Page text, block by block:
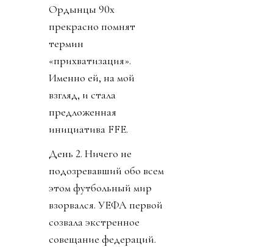
Ордынцы 90х
прекрасно помнят
термин
«прихватизация».
Именно ей, на мой
взгляд, и стала
предложенная
инициатива FFE.
День 2. Ничего не
подозревавший обо всем
этом футбольный мир
взорвался. УЕФА первой
созвала экстренное
совещание федераций.